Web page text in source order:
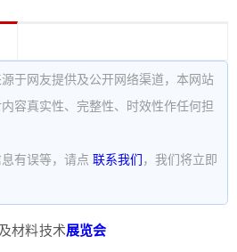
于网友提供及公开网络渠道，本网站
容真实性、完整性、时效性作任何担
有误等，请点 联系我们 ，我们将立即
材料技术展览会